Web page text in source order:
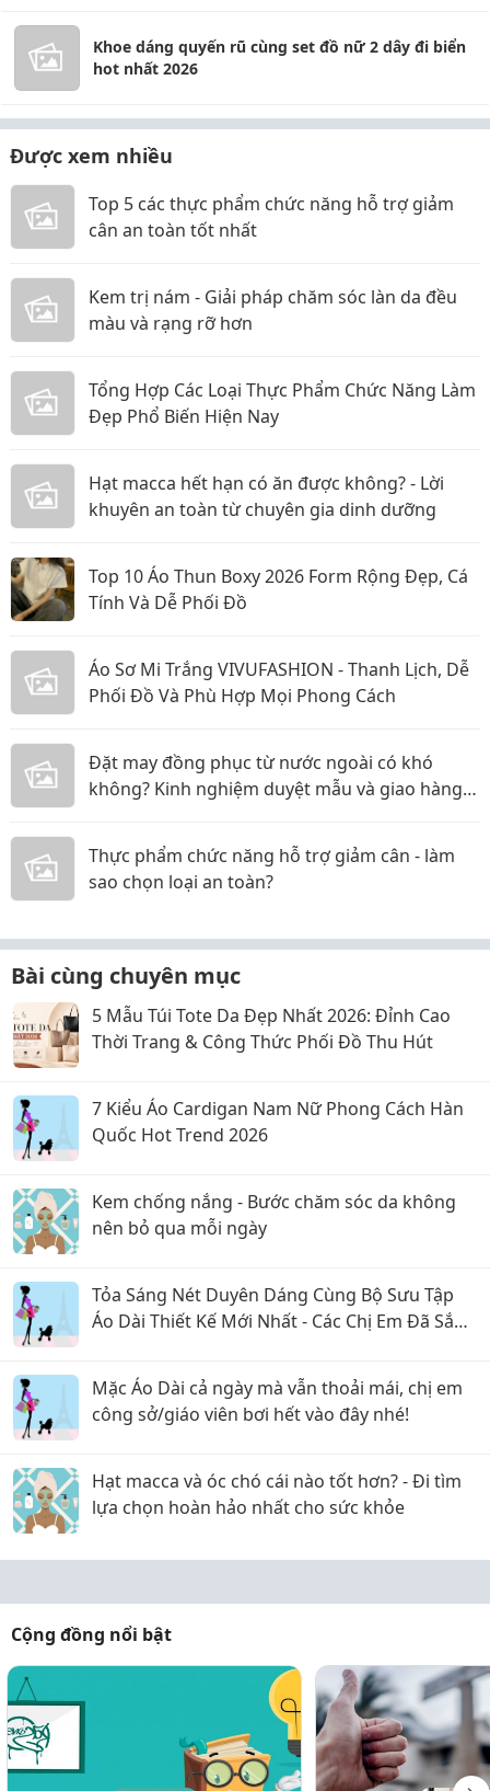
Khoe dáng quyến rũ cùng set đồ nữ 2 dây đi biển
hot nhất 2026
Được xem nhiều
Top 5 các thực phẩm chức năng hỗ trợ giảm
cân an toàn tốt nhất
Kem trị nám - Giải pháp chăm sóc làn da đều
màu và rạng rỡ hơn
Tổng Hợp Các Loại Thực Phẩm Chức Năng Làm
Đẹp Phổ Biến Hiện Nay
Hạt macca hết hạn có ăn được không? - Lời
khuyên an toàn từ chuyên gia dinh dưỡng
Top 10 Áo Thun Boxy 2026 Form Rộng Đẹp, Cá
Tính Và Dễ Phối Đồ
Áo Sơ Mi Trắng VIVUFASHION - Thanh Lịch, Dễ
Phối Đồ Và Phù Hợp Mọi Phong Cách
Đặt may đồng phục từ nước ngoài có khó
không? Kinh nghiệm duyệt mẫu và giao hàng
Thực phẩm chức năng hỗ trợ giảm cân - làm
sao chọn loại an toàn?
Bài cùng chuyên mục
5 Mẫu Túi Tote Da Đẹp Nhất 2026: Đỉnh Cao
Thời Trang & Công Thức Phối Đồ Thu Hút
7 Kiểu Áo Cardigan Nam Nữ Phong Cách Hàn
Quốc Hot Trend 2026
Kem chống nắng - Bước chăm sóc da không
nên bỏ qua mỗi ngày
Tỏa Sáng Nét Duyên Dáng Cùng Bộ Sưu Tập
Áo Dài Thiết Kế Mới Nhất - Các Chị Em Đã Sắm
Mặc Áo Dài cả ngày mà vẫn thoải mái, chị em
công sở/giáo viên bơi hết vào đây nhé!
Hạt macca và óc chó cái nào tốt hơn? - Đi tìm
lựa chọn hoàn hảo nhất cho sức khỏe
Cộng đồng nổi bật